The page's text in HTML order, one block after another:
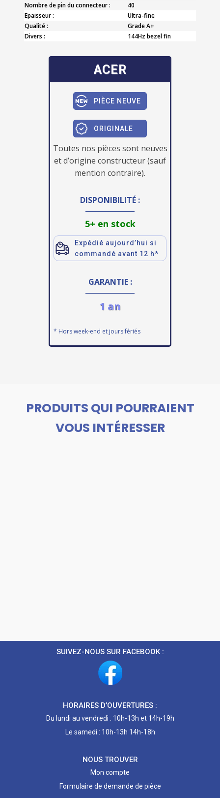
Nombre de pin du connecteur :
40
Epaisseur :
Ultra-fine
Qualité :
Grade A+
Divers :
144Hz bezel fin
ACER
PIÈCE NEUVE
ORIGINALE
Toutes nos pièces sont neuves
et d’origine constructeur (sauf
mention contraire).
DISPONIBILITÉ :
5+ en stock
Expédié aujourd’hui si
commandé avant 12 h*
GARANTIE :
1 an
* Hors week-end et jours fériés
PRODUITS QUI POURRAIENT
VOUS INTÉRESSER
SUIVEZ-NOUS SUR FACEBOOK :
HORAIRES D’OUVERTURES :
Du lundi au vendredi : 10h-13h et 14h-19h
Le samedi : 10h-13h 14h-18h
NOUS TROUVER
Mon compte
Formulaire de demande de pièce